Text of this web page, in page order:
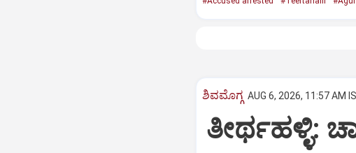
ಶಿವಮೊಗ್ಗ AUG 6, 2026, 11:57 AM
ತೀರ್ಥಹಳ್ಳಿ: